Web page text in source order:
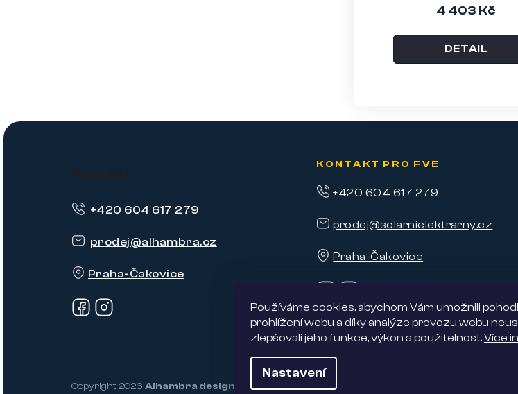
Používáme cookies, abychom Vám umožnili
prohlížení webu a díky analýze provozu webu
zlepšovali jeho funkce, výkon a použitelnost.Více
Nastavení
4 403 Kč
DETAIL
Kontakt
prodej@alhambra.cz
Praha-Čakovice
+420 604 617 279
KONTAKT PRO FVE
prodej@solarnielektrarny.cz
Praha-Čakovice
+420 604 617 279
Copyright 2026 Alhambra design . Všechna práva vyhrazena.